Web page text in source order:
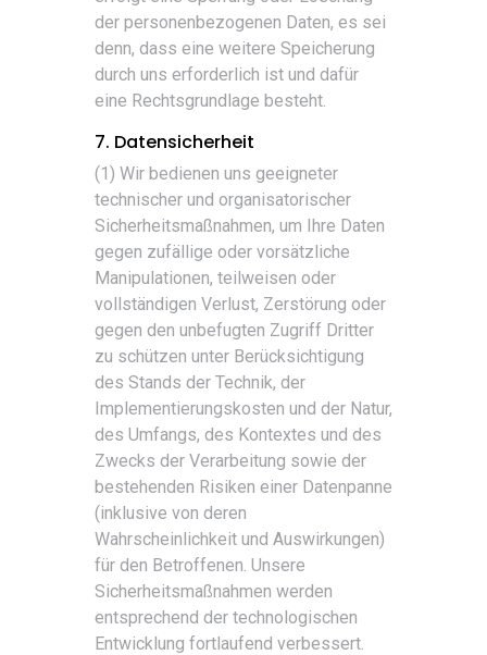
der personenbezogenen Daten, es sei
denn, dass eine weitere Speicherung
durch uns erforderlich ist und dafür
eine Rechtsgrundlage besteht.
7. Datensicherheit
(1) Wir bedienen uns geeigneter
technischer und organisatorischer
Sicherheitsmaßnahmen, um Ihre Daten
gegen zufällige oder vorsätzliche
Manipulationen, teilweisen oder
vollständigen Verlust, Zerstörung oder
gegen den unbefugten Zugriff Dritter
zu schützen unter Berücksichtigung
des Stands der Technik, der
Implementierungskosten und der Natur,
des Umfangs, des Kontextes und des
Zwecks der Verarbeitung sowie der
bestehenden Risiken einer Datenpanne
(inklusive von deren
Wahrscheinlichkeit und Auswirkungen)
für den Betroffenen. Unsere
Sicherheitsmaßnahmen werden
entsprechend der technologischen
Entwicklung fortlaufend verbessert.